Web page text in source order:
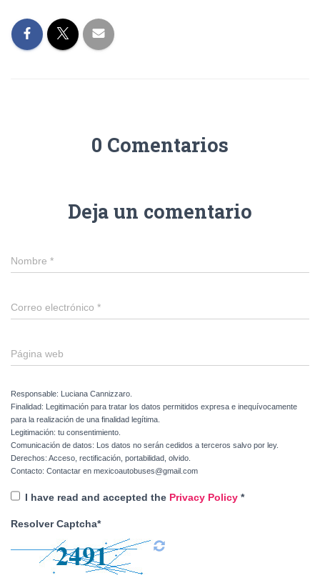
0 Comentarios
Deja un comentario
Nombre *
Correo electrónico *
Página web
Responsable: Luciana Cannizzaro.
Finalidad: Legitimación para tratar los datos permitidos expresa e inequívocamente
para la realización de una finalidad legítima.
Legitimación: tu consentimiento.
Comunicación de datos: Los datos no serán cedidos a terceros salvo por ley.
Derechos: Acceso, rectificación, portabilidad, olvido.
Contacto: Contactar en mexicoautobuses@gmail.com
I have read and accepted the Privacy Policy *
Resolver Captcha*